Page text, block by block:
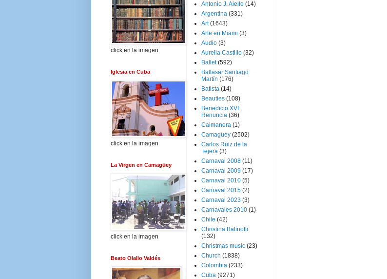
click en la imagen
Iglesia en Cuba
click en la imagen
La Virgen en Camagüey
click en la imagen
Beato Olallo Valdés
Antonio J. Aiello (14)
Argentina (331)
Art (1643)
Arte en Miami (3)
Audio (3)
Aurelia Castillo (32)
Ballet (592)
Baltasar Santiago
Martín (176)
Batista (14)
Beauties (108)
Benedicto XVI
Renuncia (36)
Caimanera (1)
Camagüey (2502)
Carlos Ruiz de la
Tejera (3)
Carnaval 2008 (11)
Carnaval 2009 (17)
Carnaval 2010 (5)
Carnaval 2015 (2)
Carnaval 2023 (3)
Carnavales 2010 (1)
Chile (42)
Christina Balinotti
(132)
Christmas music (23)
Church (1838)
Colombia (233)
Cuba (9271)